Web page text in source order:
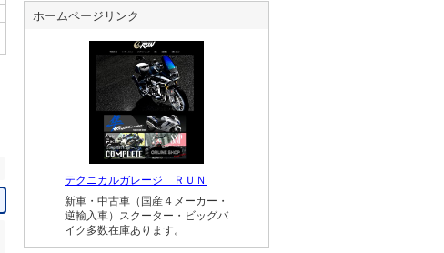
ホームページリンク
テクニカルガレージ ＲＵＮ
新車・中古車（国産４メーカー・
逆輸入車）スクーター・ビッグバ
イク多数在庫あります。